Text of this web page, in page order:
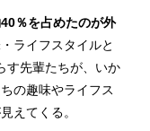
％を占めたのが外
ライフスタイルと
す先輩たちが、いか
の趣味やライフス
えてくる。